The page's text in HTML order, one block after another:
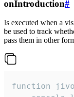
onIntroduction#
Is executed when a
be used to track
pass them in other
function